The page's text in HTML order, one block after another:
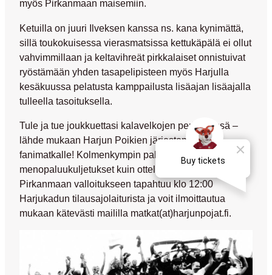
myös Pirkanmaan maisemiin.
Ketuilla on juuri Ilveksen kanssa ns. kana kynimättä,
sillä toukokuisessa vierasmatsissa kettukäpälä ei ollut
vahvimmillaan ja keltavihreät pirkkalaiset onnistuivat
ryöstämään yhden tasapelipisteen myös Harjulla
kesäkuussa pelatusta kamppailusta lisäajan lisäajalla
tulleella tasoituksella.
Tule ja tue joukkuettasi kalavelkojen perimisessä –
lähde mukaan Harjun Poikien järjestemällä
fanimatkalle! Kolmenkympin pakettihinta sisältää niin
menopaluukuljetukset kuin ottelulipunkin. Lähtö
Pirkanmaan valloitukseen tapahtuu klo 12:00
Harjukadun tilausajolaiturista ja voit ilmoittautua
mukaan kätevästi maililla matkat(at)harjunpojat.fi.